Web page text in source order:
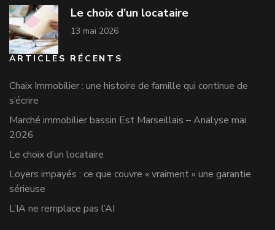
Le choix d’un locataire
13 mai 2026
ARTICLES RÉCENTS
Chaix Immobilier : une histoire de famille qui continue de
s’écrire
Marché immobilier bassin Est Marseillais – Analyse mai
2026
Le choix d’un locataire
Loyers impayés : ce que couvre « vraiment » une garantie
sérieuse
L’IA ne remplace pas l’AI